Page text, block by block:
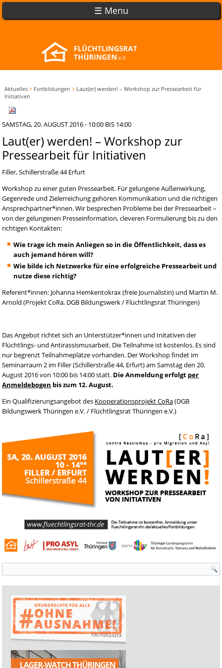
☰ Menu
Aktuelles > Fortbildungen > Laut(er) werden! – Workshop zur Pressearbeit für
Initiativen
SAMSTAG, 20. AUGUST 2016 - 10:00 BIS 14:00
Laut(er) werden! – Workshop zur
Pressearbeit für Initiativen
Filler, Schillerstraße 44 Erfurt
Workshop zu einer guten Pressearbeit. Für gelungene Außenwirkung,
Gegenrede und Zielerreichung gehören Kommunikation und die richtigen
Ansprechpartner*innen. Wir besprechen Probleme bei der Pressearbeit –
von der gelungenen Presseinformation, cleveren Formulierung bis zu den
richtigen Kontakten:
Wie trage ich mein Anliegen so in die Öffentlichkeit, dass es
auch jemand hören will?
Wie bilde ich Netzwerke für eine erfolgreiche Pressearbeit und
nutze diese richtig?
Referent*innen: Johanna Hemkentokrax (freie Journalistin) und Martin M.
Arnold (Projekt CoRa, DGB Bildungswerk / Flüchtlingsrat Thüringen)
Das Angebot richtet sich an Unterstützer*innen und Initativen der
Flüchtlings- und Antirassismusarbeit. Die Teilnahme ist kostenlos. Es sind
nur begrenzt Teilnahmeplätze vorhanden. Der Workshop findet im
Seminarraum 2 im Filler (Schillerstraße 44, Erfurt) am Samstag den 20.
August 2016 von 10:00 bis 14:00 statt. Die Anmeldung erfolgt per
Anmeldebogen bis zum 12. August.
Ein Qualifizierungsangebot des Kooperationsprojekt CoRa(DGB
Bildungswerk Thüringen e.V. / Flüchtlingsrat Thüringen e.V.)
Suchformular